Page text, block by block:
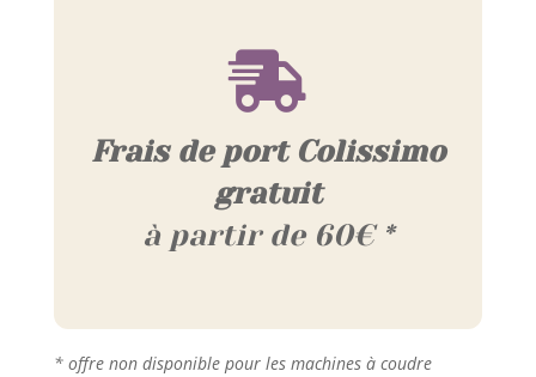

Frais de port Colissimo
gratuit
à partir de 60€ *
* offre non disponible pour les machines à coudre